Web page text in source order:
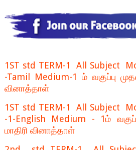
1ST std TERM-1 All Subject
-Tamil Medium-1 ம் வகுப்பு
வினாத்தாள்
1ST std TERM-1 All Subject
-1-English Medium - 1ம்
மாதிரி வினாத்தாள்